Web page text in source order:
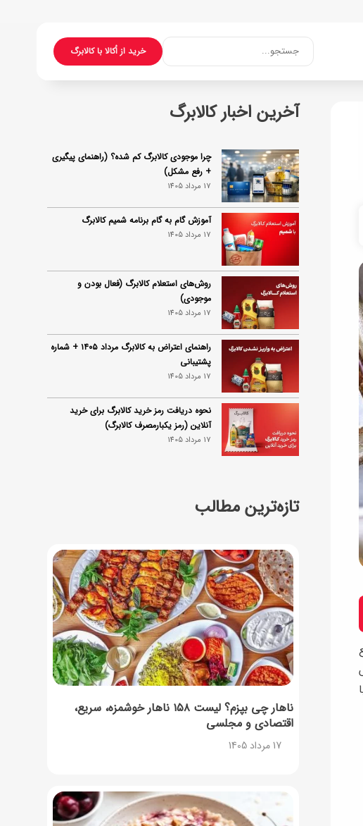
خرید از اُکالا با کالابرگجستجو...
آخرین اخبار کالابرگ
چرا موجودی کالابرگ کم شده؟ (راهنمای پیگیری
+ رفع مشکل)
17 مرداد 1405
آموزش گام به گام برنامه شمیم کالابرگ
17 مرداد 1405
روش‌های استعلام کالابرگ (فعال بودن و
موجودی)
17 مرداد 1405
راهنمای اعتراض به کالابرگ مرداد ۱۴۰۵ + شماره
پشتیبانی
17 مرداد 1405
نحوه دریافت رمز خرید کالابرگ برای خرید
آنلاین (رمز یکبارمصرف کالابرگ)
17 مرداد 1405
تازه‌ترین مطالب
ناهار چی بپزم؟ لیست ۱۵۸ ناهار خوشمزه، سریع،
اقتصادی و مجلسی
17 مرداد 1405